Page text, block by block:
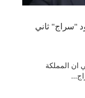
"سراج" ثاني
ان المملكة